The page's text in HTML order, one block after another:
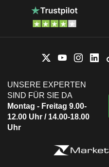
UNSERE EXPERTEN
SIND FÜR SIE DA
Montag - Freitag 9.00-
12.00 Uhr / 14.00-18.00
Uhr